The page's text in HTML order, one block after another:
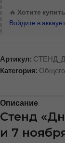
🔥 Хотите
Войдите в аккаунт
Артикул:
Категория: Общего
Описание
Стенд
и 7